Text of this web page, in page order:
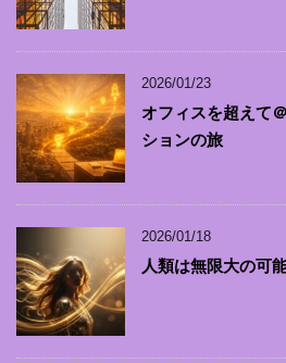
2026/01/23
オフィスを超えて
ションの旅
2026/01/18
人類は無限大の可